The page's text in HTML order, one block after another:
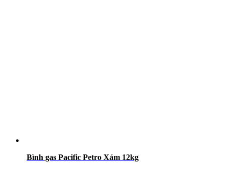
Bình gas Pacific Petro Xám 12kg